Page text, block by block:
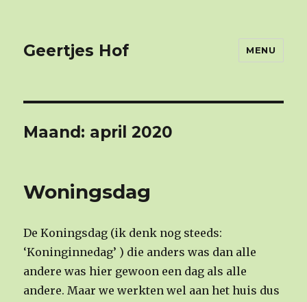
Geertjes Hof MENU
Maand: april 2020
Woningsdag
De Koningsdag (ik denk nog steeds:
‘Koninginnedag’ ) die anders was dan alle
andere was hier gewoon een dag als alle
andere. Maar we werkten wel aan het huis dus